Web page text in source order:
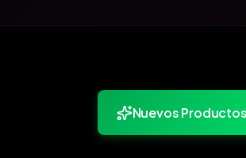
Nuevos Productos